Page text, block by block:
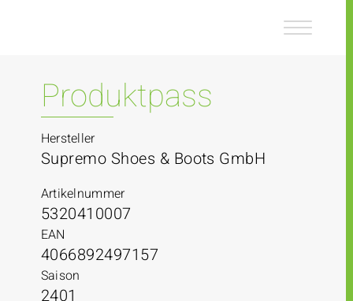
Produktpass
Hersteller
Supremo Shoes & Boots GmbH
Artikelnummer
5320410007
EAN
4066892497157
Saison
2401